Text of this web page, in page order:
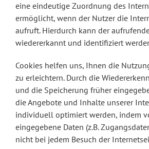
eine eindeutige Zuordnung des
ermöglicht, wenn der Nutzer die
aufruft. Hierdurch kann der
wiedererkannt und identifiziert
Cookies helfen uns, Ihnen die
zu erleichtern. Durch die
und die Speicherung früher
die Angebote und Inhalte unserer
individuell optimiert werden, indem
eingegebene Daten (z.B.
nicht bei jedem Besuch der